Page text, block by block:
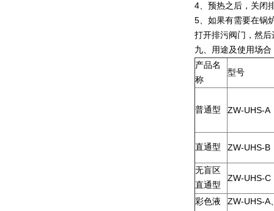
4、预热之后，关闭
5、如果有需要在锅
打开排污阀门，然
九、 用途及使用场合
产品名
称
型号
普通型 ZW-UHS-A
直通型 ZW-UHS-B
无盲区
直通型
ZW-UHS-C
彩色液
ZW-UHS-A